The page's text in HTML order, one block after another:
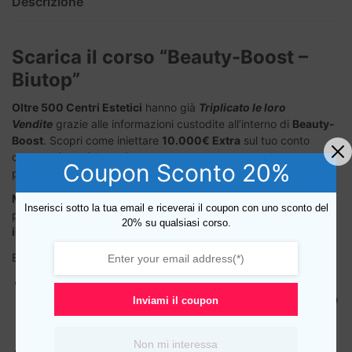
Scarica il corso “Beauty-Boost –
Biutop”
Oltre 500 Centri Estetici hanno già Triplicato le loro
Vendite grazie alle informazioni custodite all’interno di Beauty-
Boost . Scopri come iniettare 10.000€ Extra sul tuo conto
correntein soli 6 mesisenza dover lavorare una singola ora in
più!
Massimizza i tuoi Guadagni
potenziando vendite e gestione aziendale lavorandocon
intelligenza e non con fatica
.
Ecco cosa scoprirai all’interno diBeauty-Boost
Le 10 strategie d’oroper trasformare ogni consulto in una
vendita: evita i più comuni errori di vendita che costano caro
ai centri estetici e impara a convertire i tuoi incontri in
Coupon Sconto 20%
Inserisci sotto la tua email e riceverai il coupon con uno sconto del
20% su qualsiasi corso.
Inviami il coupon
Non mi interessa